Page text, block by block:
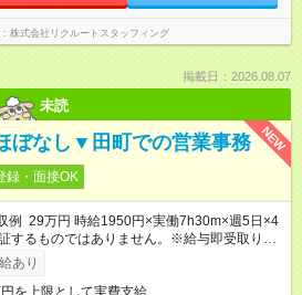
株式会社リクルートスタッフィング
掲載日：2026.08.07
未読
NEW
ぼなし▼田町での営業事務
録・面接OK
29万円 時給1950円×実働7h30m×週5日×4
するものではありません。※給与即受取りサ
条件有）
あり
を上限として実費支給